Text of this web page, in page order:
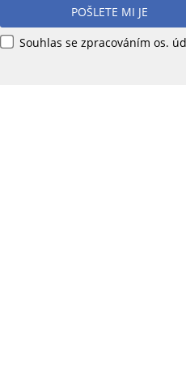
POŠLETE MI JE
Souhlas se zpracováním os.